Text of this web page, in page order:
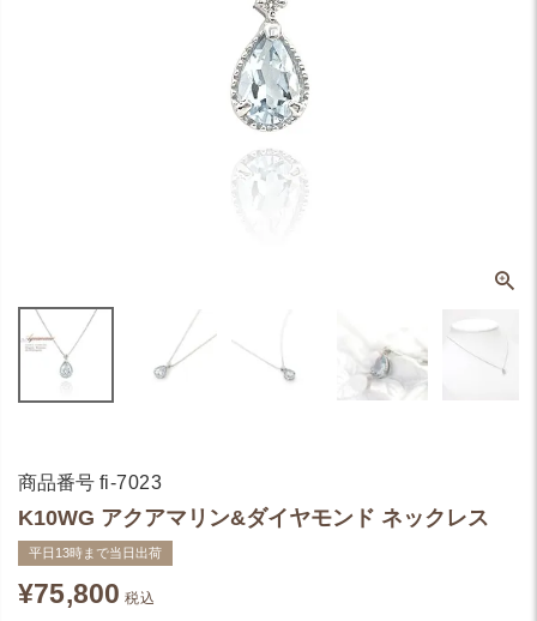
商品番号 fi-7023
K10WG アクアマリン&ダイヤモンド ネックレス
平日13時まで当日出荷
¥75,800 税込